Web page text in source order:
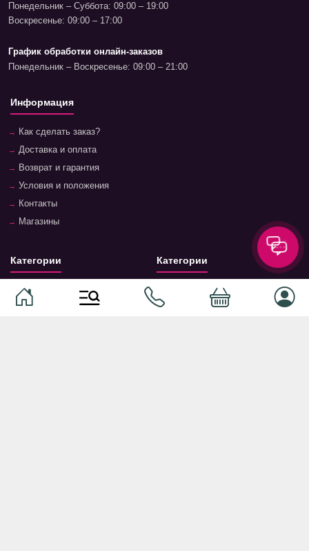
Понедельник – Суббота: 09:00 – 19:00
Воскресенье: 09:00 – 17:00
График обработки онлайн-заказов
Понедельник – Воскресенье: 09:00 – 21:00
Информация
Как сделать заказ?
Доставка и оплата
Возврат и гарантия
Условия и положения
Контакты
Магазины
Категории
Домашние животные
Ваучер TopMag
Категории
Компоненты
Сетевое оборудование